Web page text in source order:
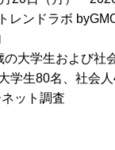
ンドラボ
大学生および社
学生80名、社会人
ット調査